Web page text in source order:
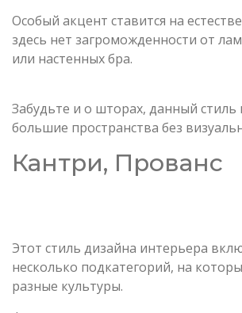
Особый акцент ставится на
здесь нет загроможденности от
или настенных бра.
Забудьте и о шторах, данный стиль
большие пространства без
Кантри, Прованс
Этот стиль дизайна интерьера
несколько подкатегорий, на
разные культуры.